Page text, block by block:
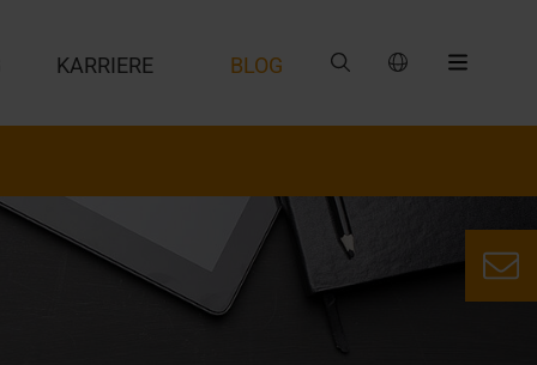
KARRIERE BLOG